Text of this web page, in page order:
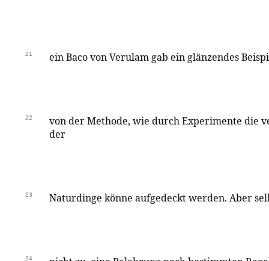
21 ein Baco von Verulam gab ein glänzendes
22
von der Methode, wie durch Experimente die
der
23 Naturdinge könne aufgedeckt werden. Aber
24